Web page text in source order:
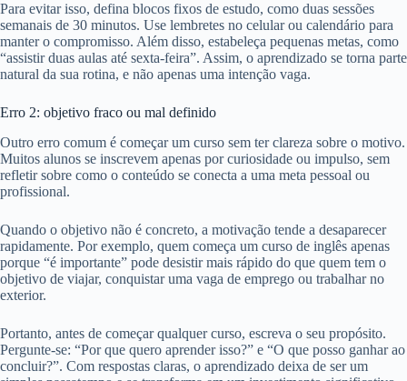
Para evitar isso, defina blocos fixos de estudo, como duas sessões
semanais de 30 minutos. Use lembretes no celular ou calendário para
manter o compromisso. Além disso, estabeleça pequenas metas, como
“assistir duas aulas até sexta-feira”. Assim, o aprendizado se torna parte
natural da sua rotina, e não apenas uma intenção vaga.
Erro 2: objetivo fraco ou mal definido
Outro erro comum é começar um curso sem ter clareza sobre o motivo.
Muitos alunos se inscrevem apenas por curiosidade ou impulso, sem
refletir sobre como o conteúdo se conecta a uma meta pessoal ou
profissional.
Quando o objetivo não é concreto, a motivação tende a desaparecer
rapidamente. Por exemplo, quem começa um curso de inglês apenas
porque “é importante” pode desistir mais rápido do que quem tem o
objetivo de viajar, conquistar uma vaga de emprego ou trabalhar no
exterior.
Portanto, antes de começar qualquer curso, escreva o seu propósito.
Pergunte-se: “Por que quero aprender isso?” e “O que posso ganhar ao
concluir?”. Com respostas claras, o aprendizado deixa de ser um